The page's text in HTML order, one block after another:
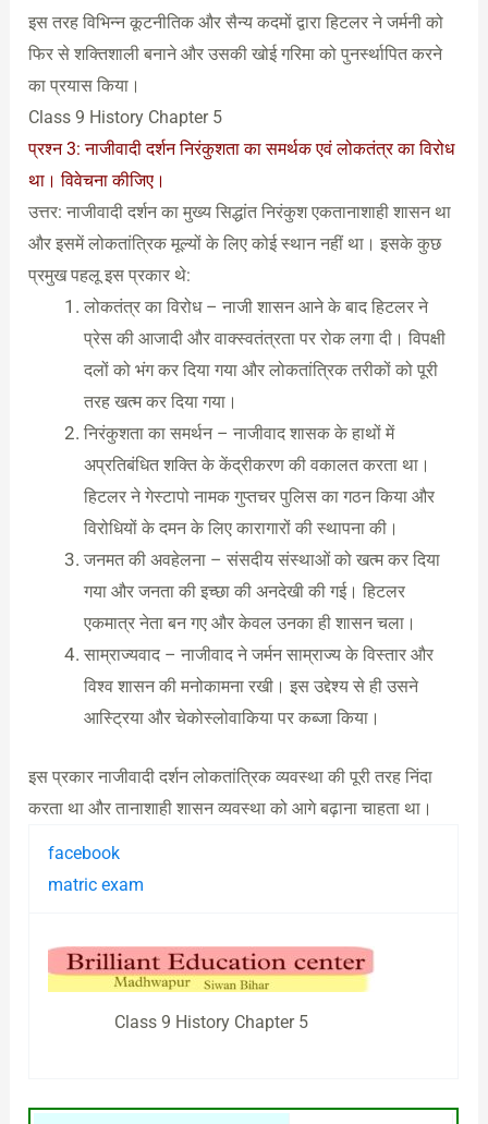
इस तरह विभिन्न कूटनीतिक और सैन्य कदमों द्वारा हिटलर ने जर्मनी को
फिर से शक्तिशाली बनाने और उसकी खोई गरिमा को पुनर्स्थापित करने
का प्रयास किया।
Class 9 History Chapter 5
प्रश्न 3: नाजीवादी दर्शन निरंकुशता का समर्थक एवं लोकतंत्र का विरोध
था। विवेचना कीजिए।
उत्तर: नाजीवादी दर्शन का मुख्य सिद्धांत निरंकुश एकतानाशाही शासन था
और इसमें लोकतांत्रिक मूल्यों के लिए कोई स्थान नहीं था। इसके कुछ
प्रमुख पहलू इस प्रकार थे:
लोकतंत्र का विरोध – नाजी शासन आने के बाद हिटलर ने
प्रेस की आजादी और वाक्स्वतंत्रता पर रोक लगा दी। विपक्षी
दलों को भंग कर दिया गया और लोकतांत्रिक तरीकों को पूरी
तरह खत्म कर दिया गया।
निरंकुशता का समर्थन – नाजीवाद शासक के हाथों में
अप्रतिबंधित शक्ति के केंद्रीकरण की वकालत करता था।
हिटलर ने गेस्टापो नामक गुप्तचर पुलिस का गठन किया और
विरोधियों के दमन के लिए कारागारों की स्थापना की।
जनमत की अवहेलना – संसदीय संस्थाओं को खत्म कर दिया
गया और जनता की इच्छा की अनदेखी की गई। हिटलर
एकमात्र नेता बन गए और केवल उनका ही शासन चला।
साम्राज्यवाद – नाजीवाद ने जर्मन साम्राज्य के विस्तार और
विश्व शासन की मनोकामना रखी। इस उद्देश्य से ही उसने
आस्ट्रिया और चेकोस्लोवाकिया पर कब्जा किया।
इस प्रकार नाजीवादी दर्शन लोकतांत्रिक व्यवस्था की पूरी तरह निंदा
करता था और तानाशाही शासन व्यवस्था को आगे बढ़ाना चाहता था।
facebook
matric exam
Class 9 History Chapter 5